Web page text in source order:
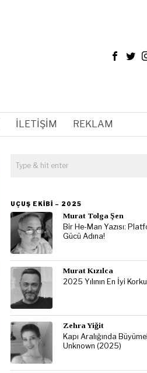
İLETIŞIM REKLAM
UÇUŞ EKIBI – 2025
Murat Tolga Şen
Bir He-Man Yazısı:
Gücü Adına!
Murat Kızılca
2025 Yılının En İyi
Zehra Yiğit
Kapı Aralığında
Unknown (2025)